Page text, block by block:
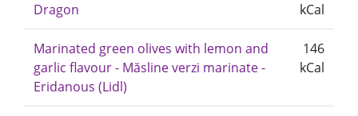
Dragon
kCal
Marinated green olives with lemon and
garlic flavour - Măsline verzi marinate -
Eridanous (Lidl)
146
kCal